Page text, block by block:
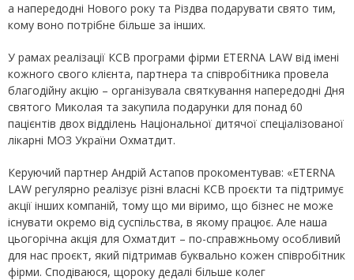
а напередодні Нового року та Різдва подарувати свято тим,
кому воно потрібне більше за інших.
У рамах реалізації КСВ програми фірми ETERNA LAW від імені
кожного свого клієнта, партнера та співробітника провела
благодійну акцію – організувала святкування напередодні Дня
святого Миколая та закупила подарунки для понад 60
пацієнтів двох відділень Національної дитячої спеціалізованої
лікарні МОЗ України Охматдит.
Керуючий партнер Андрій Астапов прокоментував: «ETERNA
LAW регулярно реалізує різні власні КСВ проєкти та підтримує
акції інших компаній, тому що ми віримо, що бізнес не може
існувати окремо від суспільства, в якому працює. Але наша
цьогорічна акція для Охматдит – по-справжньому особливий
для нас проєкт, який підтримав буквально кожен співробітник
фірми. Сподіваюся, щороку дедалі більше колег